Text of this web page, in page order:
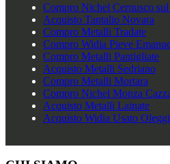
Compro Nichel Cernusco
Acquisto Tantalio Novara
Compro Metalli Tradate
Compro Widia Pieve
Compro Metalli Pantigliate
Acquisto Metalli Sedriano
Compro Metalli Mortara
Compro Nichel Monza
Acquisto Metalli Lainate
Acquisto Widia Usato